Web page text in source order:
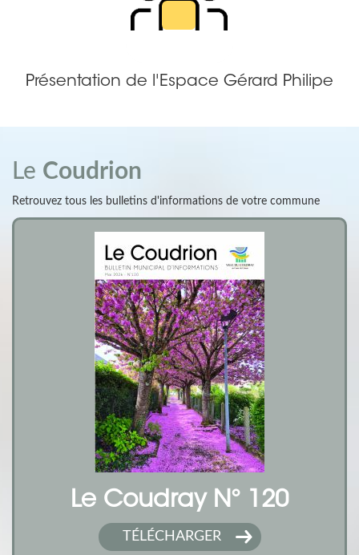
Présentation de l'Espace Gérard Philipe
Le Coudrion
Retrouvez tous les bulletins d'informations de votre commune
Le Coudray N° 120
TÉLÉCHARGER